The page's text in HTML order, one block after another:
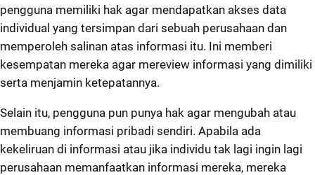
pengguna memiliki hak agar mendapatkan akses data
individual yang tersimpan dari sebuah perusahaan dan
memperoleh salinan atas informasi itu. Ini memberi
kesempatan mereka agar mereview informasi yang dimiliki
serta menjamin ketepatannya.
Selain itu, pengguna pun punya hak agar mengubah atau
membuang informasi pribadi sendiri. Apabila ada
kekeliruan di informasi atau jika individu tak lagi ingin lagi
perusahaan memanfaatkan informasi mereka, mereka